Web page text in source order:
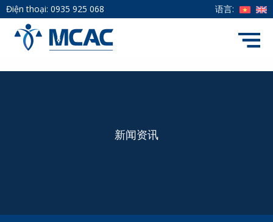
Điện thoại: 0935 925 068 语言:
新闻资讯